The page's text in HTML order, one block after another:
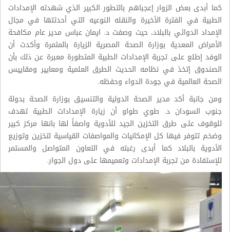
كما أبدى بعض الزوار إعجباهم بالتطور الكبير الذي شهدته الإمدادات
الطبية في الفترة الأخيرة والنقله النوعيه التي أحدثتها في مجال
الإمداد الدوائي بالبلاد، حيث وصفت د. ايمان عباس مدير عام مكافحة
الأمراض المعدية بوزارة الصحة المصرية الزيارة بالمثمرة وأكدت أن
الوفد إطلع على تجربة الإمدادات الطبية المتطورة معبرة عن ذلك بأن
الصندوق إتخذ في نظامه الحديث الطرق العلمية ومعايير ومقاييس
الصحة العالمية في جودة الدواء وحفظه.
ومن جانبة أكد مدير الصحة الدولية والتنسيق بوزارة الصحة بدولة
جنوب السودان د. طوي طواو أن زيارة الإمدادات الطبية تهدف
للوقوف على طرق التخزين الجيد للأدوية واصفاً لها بانها مركز كبير
وضخم تتوفر فيها كل الإمكانيات والمواصفات القياسية لتخزين وتوزيع
الأدوية بالبلاد كما أبدى رغبته في التعاون المتواصل والمستمر
للإستفادة من تجربة الإمدادات وتعميمها على دول الجوار.